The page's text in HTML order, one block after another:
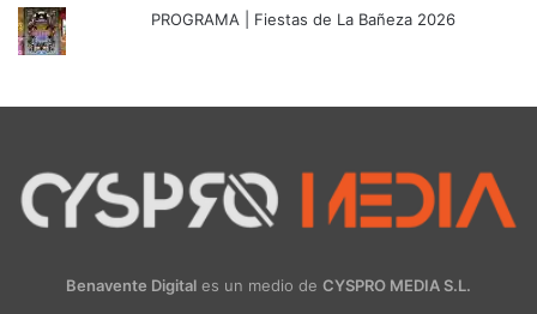
PROGRAMA | Fiestas de La Bañeza 2026
Benavente Digital es un medio de CYSPRO MEDIA S.L.